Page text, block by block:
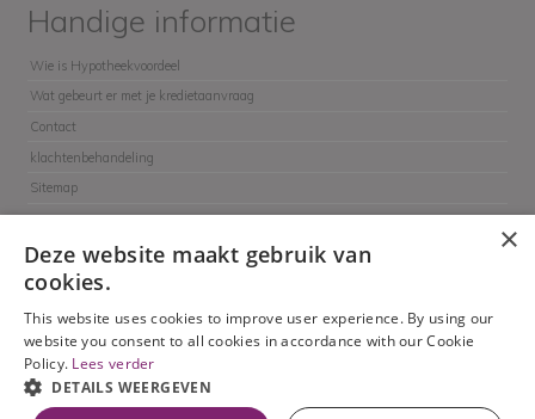
Handige informatie
Wie is Hypotheekvoordeel
Wat gebeurt er met je kredietaanvraag
Contact
klachtenbehandeling
Sitemap
Hypotheekvoordeel - Alle rechten voorbehouden
Contact Privacy en wetgeving
Klachtenbehandeling
×
Deze website maakt gebruik van
cookies.
This website uses cookies to improve user experience. By using our
website you consent to all cookies in accordance with our Cookie
Policy. Lees verder
DETAILS WEERGEVEN